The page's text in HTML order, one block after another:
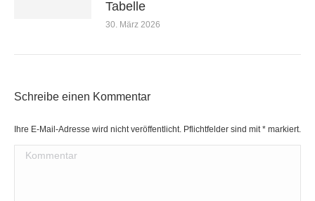
Tabelle
30. März 2026
Schreibe einen Kommentar
Ihre E-Mail-Adresse wird nicht veröffentlicht. Pflichtfelder sind mit * markiert.
Kommentar